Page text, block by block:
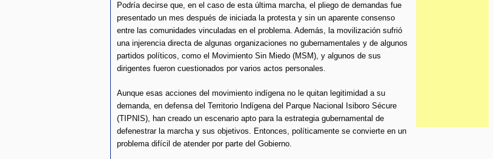
Podría decirse que, en el caso de esta última marcha, el pliego de demandas fue
presentado un mes después de iniciada la protesta y sin un aparente consenso
entre las comunidades vinculadas en el problema. Además, la movilización sufrió
una injerencia directa de algunas organizaciones no gubernamentales y de algunos
partidos políticos, como el Movimiento Sin Miedo (MSM), y algunos de sus
dirigentes fueron cuestionados por varios actos personales.
Aunque esas acciones del movimiento indígena no le quitan legitimidad a su
demanda, en defensa del Territorio Indígena del Parque Nacional Isiboro Sécure
(TIPNIS), han creado un escenario apto para la estrategia gubernamental de
defenestrar la marcha y sus objetivos. Entonces, políticamente se convierte en un
problema difícil de atender por parte del Gobierno.